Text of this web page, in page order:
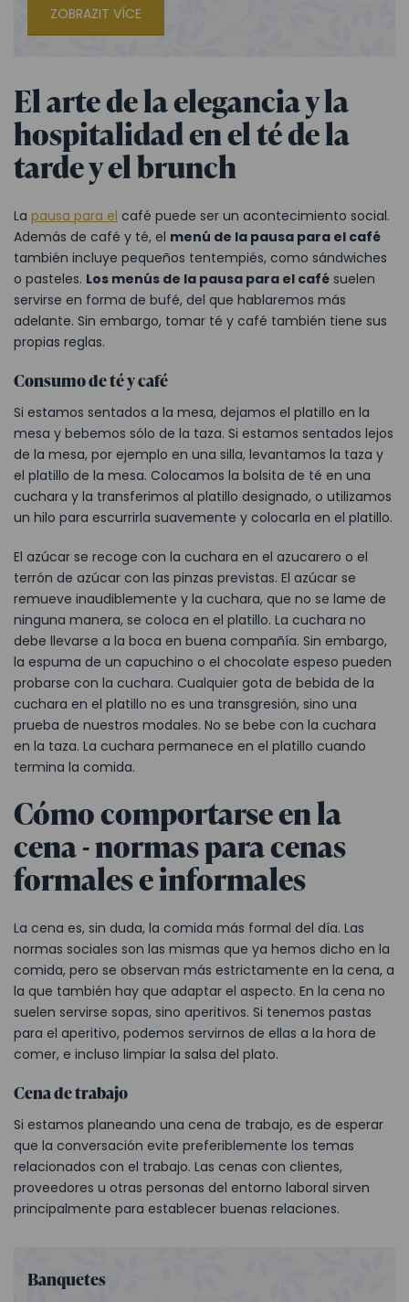
ZOBRAZIT VÍCE
El arte de la elegancia y la
hospitalidad en el té de la
tarde y el brunch
La pausa para el café puede ser un acontecimiento social.
Además de café y té, el menú de la pausa para el café
también incluye pequeños tentempiés, como sándwiches
o pasteles. Los menús de la pausa para el café suelen
servirse en forma de bufé, del que hablaremos más
adelante. Sin embargo, tomar té y café también tiene sus
propias reglas.
Consumo de té y café
Si estamos sentados a la mesa, dejamos el platillo en la
mesa y bebemos sólo de la taza. Si estamos sentados lejos
de la mesa, por ejemplo en una silla, levantamos la taza y
el platillo de la mesa. Colocamos la bolsita de té en una
cuchara y la transferimos al platillo designado, o utilizamos
un hilo para escurrirla suavemente y colocarla en el platillo.
El azúcar se recoge con la cuchara en el azucarero o el
terrón de azúcar con las pinzas previstas. El azúcar se
remueve inaudiblemente y la cuchara, que no se lame de
ninguna manera, se coloca en el platillo. La cuchara no
debe llevarse a la boca en buena compañía. Sin embargo,
la espuma de un capuchino o el chocolate espeso pueden
probarse con la cuchara. Cualquier gota de bebida de la
cuchara en el platillo no es una transgresión, sino una
prueba de nuestros modales. No se bebe con la cuchara
en la taza. La cuchara permanece en el platillo cuando
termina la comida.
Cómo comportarse en la
cena - normas para cenas
formales e informales
La cena es, sin duda, la comida más formal del día. Las
normas sociales son las mismas que ya hemos dicho en la
comida, pero se observan más estrictamente en la cena, a
la que también hay que adaptar el aspecto. En la cena no
suelen servirse sopas, sino aperitivos. Si tenemos pastas
para el aperitivo, podemos servirnos de ellas a la hora de
comer, e incluso limpiar la salsa del plato.
Cena de trabajo
Si estamos planeando una cena de trabajo, es de esperar
que la conversación evite preferiblemente los temas
relacionados con el trabajo. Las cenas con clientes,
proveedores u otras personas del entorno laboral sirven
principalmente para establecer buenas relaciones.
Banquetes